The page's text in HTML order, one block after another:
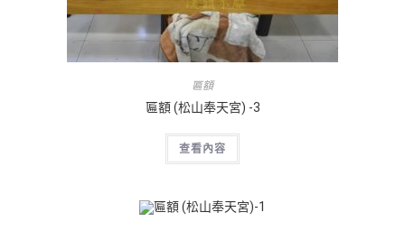
匾額
匾額 (松山奉天宮) -3
查看內容